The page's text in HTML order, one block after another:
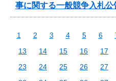
事に関する一般競争入札公
1 2 3 4 5 6
13
14 15 16 17
23
24 25 26 27